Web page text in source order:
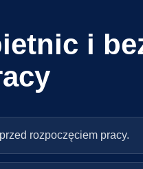
i
rozpoczęciem pracy.